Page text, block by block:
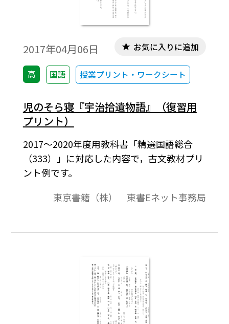
2017年04月06日
高 国語 授業プリント・ワークシート
お気に入りに追加
児のそら寝『宇治拾遺物語』（復習用
プリント）
2017～2020年度用教科書「精選国語総合
（333）」に対応した内容で，古文教材プリ
ント例です。
東京書籍（株） 東書Eネット事務局